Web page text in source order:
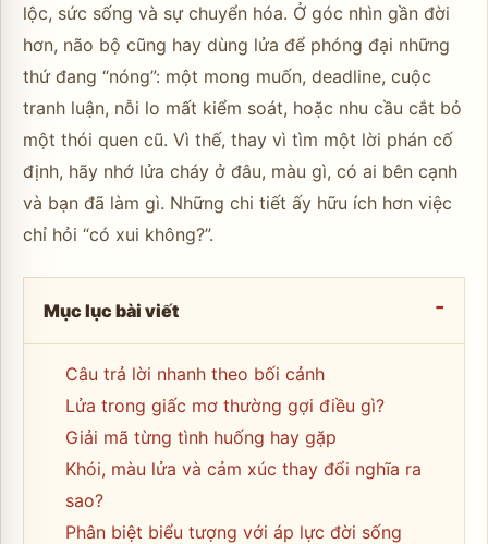
lộc, sức sống và sự chuyển hóa. Ở góc nhìn gần đời
hơn, não bộ cũng hay dùng lửa để phóng đại những
thứ đang “nóng”: một mong muốn, deadline, cuộc
tranh luận, nỗi lo mất kiểm soát, hoặc nhu cầu cắt bỏ
một thói quen cũ. Vì thế, thay vì tìm một lời phán cố
định, hãy nhớ lửa cháy ở đâu, màu gì, có ai bên cạnh
và bạn đã làm gì. Những chi tiết ấy hữu ích hơn việc
chỉ hỏi “có xui không?”.
Mục lục bài viết
Câu trả lời nhanh theo bối cảnh
Lửa trong giấc mơ thường gợi điều gì?
Giải mã từng tình huống hay gặp
Khói, màu lửa và cảm xúc thay đổi nghĩa ra
sao?
Phân biệt biểu tượng với áp lực đời sống